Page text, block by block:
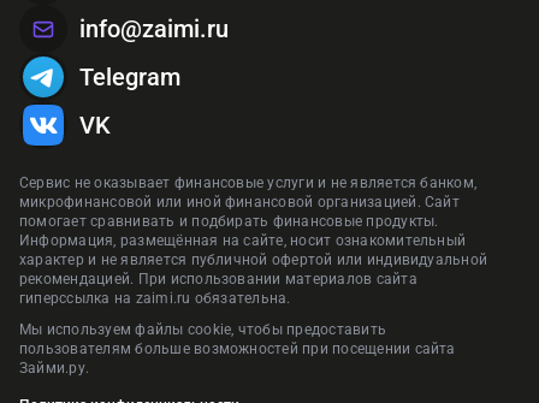
Сервис не оказывает финансовые услуги и не является банком,
микрофинансовой или иной финансовой организацией. Сайт
помогает сравнивать и подбирать финансовые продукты.
Информация, размещённая на сайте, носит ознакомительный
характер и не является публичной офертой или индивидуальной
рекомендацией. При использовании материалов сайта
гиперссылка на zaimi.ru обязательна.
Мы используем файлы cookie, чтобы предоставить
пользователям больше возможностей при посещении сайта
Займи.ру.
info@zaimi.ru
Telegram
VK